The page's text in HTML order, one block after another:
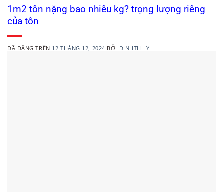
1m2 tôn nặng bao nhiêu kg? trọng lượng riêng
của tôn
ĐÃ ĐĂNG TRÊN 12 THÁNG 12, 2024 BỞI DINHTHILY